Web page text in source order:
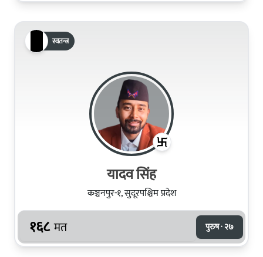
स्वतन्त्र
यादव सिंह
कञ्चनपुर-१, सुदूरपश्चिम प्रदेश
१६८ मत पुरुष · २७